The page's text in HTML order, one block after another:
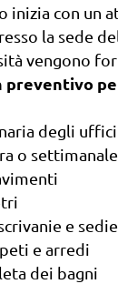
inizia con un
la sede
vengono
preventivo
degli
o
e sedie
e arredi
dei bagni